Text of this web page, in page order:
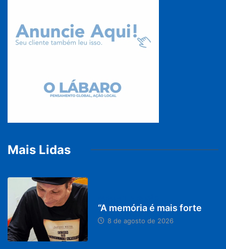
Mais Lidas
“A memória é mais forte
8 de agosto de 2026